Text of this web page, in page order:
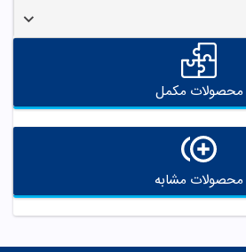
محصولات مکمل
محصولات مشابه